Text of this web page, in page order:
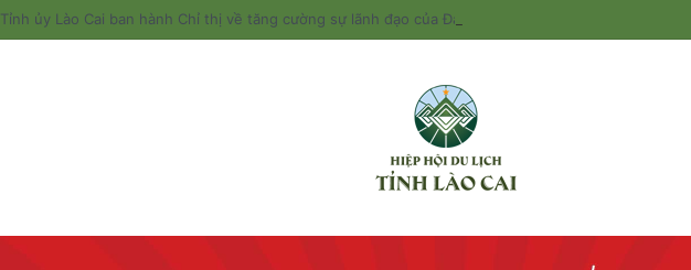
Tỉnh ủy Lào Cai ban hành Chỉ thị về tăng cường sự lãnh đạo của Đảng đối với công tác quản lý và